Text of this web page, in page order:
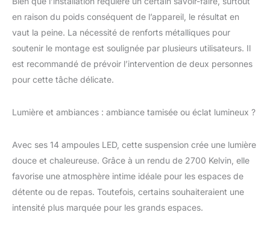
plafond avant de
commander. ★ Hauteur
réglable : la longueur
des câbles,
l'emplacement des
câbles est de (4 m). La
cm)., le poids est de
5.2KG. ★ Type
d'ampoule : G4 x14
(ampoule incluse,
défaut), tension : 220
en raison du poids conséquent de l’appareil, le résultat en
vaut la peine. La nécessité de renforts métalliques pour
soutenir le montage est soulignée par plusieurs utilisateurs. Il
est recommandé de prévoir l’intervention de deux personnes
pour cette tâche délicate.
Lumière et ambiances : ambiance tamisée ou éclat lumineux ?
Avec ses 14 ampoules LED, cette suspension crée une lumière
douce et chaleureuse. Grâce à un rendu de 2700 Kelvin, elle
favorise une atmosphère intime idéale pour les espaces de
détente ou de repas. Toutefois, certains souhaiteraient une
intensité plus marquée pour les grands espaces.